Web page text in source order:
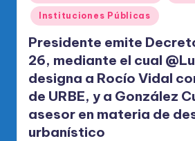
en
Instituciones Públicas
Presidente emite
26, mediante el cual
designa a Rocío Vidal
de URBE, y a González
asesor en materia de
urbanístico